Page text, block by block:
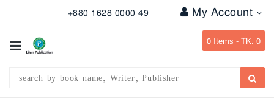
+880 1628 0000 49 My Account
0 Items -TK. 0
Categories